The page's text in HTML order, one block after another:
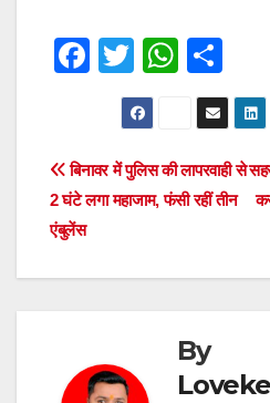
F
e
b
o
T
wi
tt
er
W
h
at
s
A
p
h
ar
e
Post
navigation
बिनावर में पुलिस की लापरवाही से
2 घंटे लगा महाजाम, फंसी रहीं तीन
एंबुलेंस
By